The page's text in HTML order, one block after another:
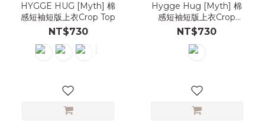
HYGGE HUG [Myth] 棉
感短袖短版上衣Crop Top
NT$730
Hygge Hug [Myth] 棉
感短袖短版上衣Crop
Top-雲霧灰白
NT$730